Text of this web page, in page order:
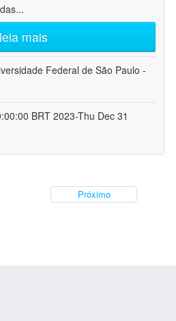
...
leia mais
Federal de São Paulo -
BRT 2023-Thu Dec 31
Próximo